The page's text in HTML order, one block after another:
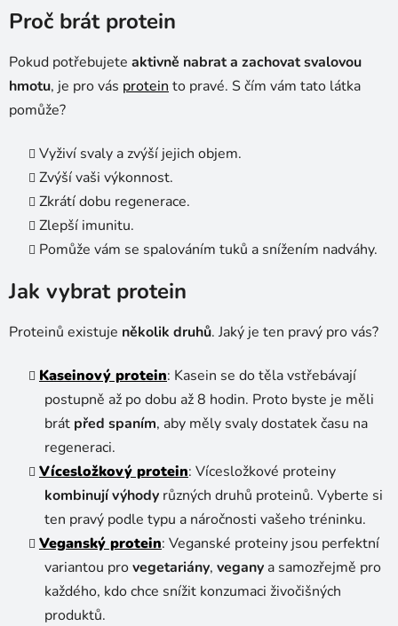
Proč brát protein
Pokud potřebujete aktivně nabrat a zachovat svalovou
hmotu, je pro vás protein to pravé. S čím vám tato látka
pomůže?
Vyživí svaly a zvýší jejich objem.
Zvýší vaši výkonnost.
Zkrátí dobu regenerace.
Zlepší imunitu.
Pomůže vám se spalováním tuků a snížením nadváhy.
Jak vybrat protein
Proteinů existuje několik druhů. Jaký je ten pravý pro vás?
Kaseinový protein: Kasein se do těla vstřebávají
postupně až po dobu až 8 hodin. Proto byste je měli
brát před spaním, aby měly svaly dostatek času na
regeneraci.
Vícesložkový protein: Vícesložkové proteiny
kombinují výhody různých druhů proteinů. Vyberte si
ten pravý podle typu a náročnosti vašeho tréninku.
Veganský protein: Veganské proteiny jsou perfektní
variantou provegetariány, vegany a samozřejmě pro
každého, kdo chce snížit konzumaci živočišných
produktů.